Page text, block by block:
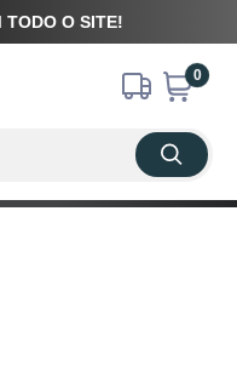
TODO O SITE!
0